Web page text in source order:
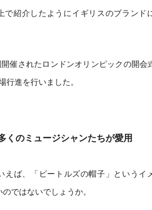
紹介したようにイギリスのブランド
催されたロンドンオリンピックの開会
行進を行いました。
くのミュージシャンたちが愛用
えば、「ビートルズの帽子」というイ
ではないでしょうか。